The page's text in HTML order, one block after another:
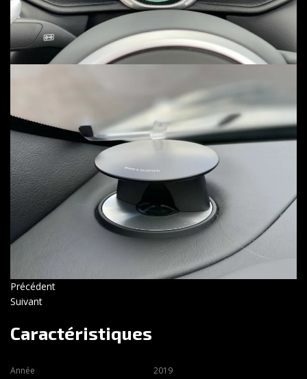
Précédent
Suivant
Caractéristiques
Année 2019